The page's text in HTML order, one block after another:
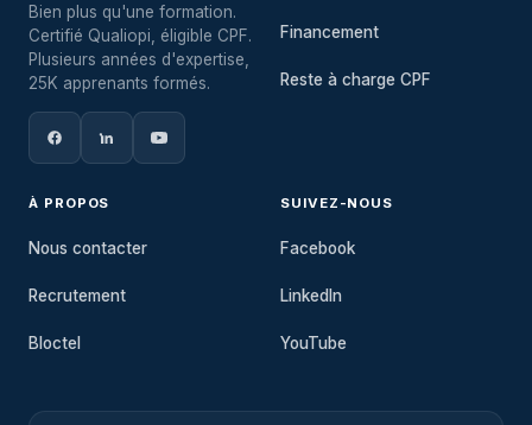
Bien plus qu'une formation.
Certifié Qualiopi, éligible CPF.
Plusieurs années d'expertise,
25K apprenants formés.
Financement
Reste à charge CPF
À PROPOS
Nous contacter
Recrutement
Bloctel
SUIVEZ-NOUS
Facebook
LinkedIn
YouTube